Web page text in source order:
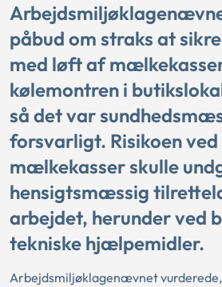
påbud om straks at
med løft af
kølemontren i
så det var
forsvarligt. Risikoen
mælkekasser skulle
hensigtsmæssig
arbejdet, herunder ved
tekniske hjælpemidler.
Arbejdsmiljøklagenævnet